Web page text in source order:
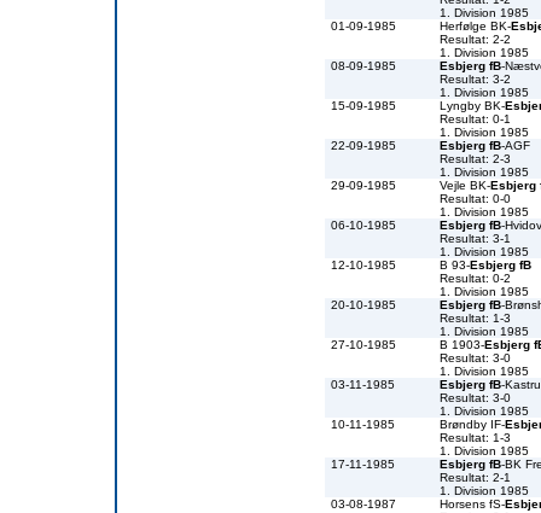
1. Division 1985
01-09-1985
Herfølge BK-
Resultat: 2-2
1. Division 1985
08-09-1985
Esbjerg fB-
Resultat: 3-2
1. Division 1985
15-09-1985
Lyngby BK-
Resultat: 0-1
1. Division 1985
22-09-1985
Esbjerg fB-AGF
Resultat: 2-3
1. Division 1985
29-09-1985
Vejle BK-Esbjerg
Resultat: 0-0
1. Division 1985
06-10-1985
Esbjerg fB-
Resultat: 3-1
1. Division 1985
12-10-1985
B 93-Esbjerg fB
Resultat: 0-2
1. Division 1985
20-10-1985
Esbjerg fB-
Resultat: 1-3
1. Division 1985
27-10-1985
B 1903-Esbjerg
Resultat: 3-0
1. Division 1985
03-11-1985
Esbjerg fB-
Resultat: 3-0
1. Division 1985
10-11-1985
Brøndby IF-
Resultat: 1-3
1. Division 1985
17-11-1985
Esbjerg fB-BK
Resultat: 2-1
1. Division 1985
03-08-1987
Horsens fS-